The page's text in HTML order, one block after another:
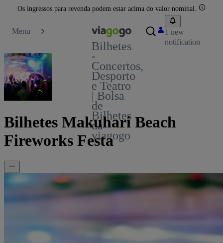
Os ingressos para revenda podem estar acima do valor nominal.
Menu
Bilhetes
-
Concertos,
Desporto
e Teatro
| Bolsa
de
Bilhetes
da
viagogo
1 new
notification
Bilhetes Makuhari Beach
Fireworks Festa